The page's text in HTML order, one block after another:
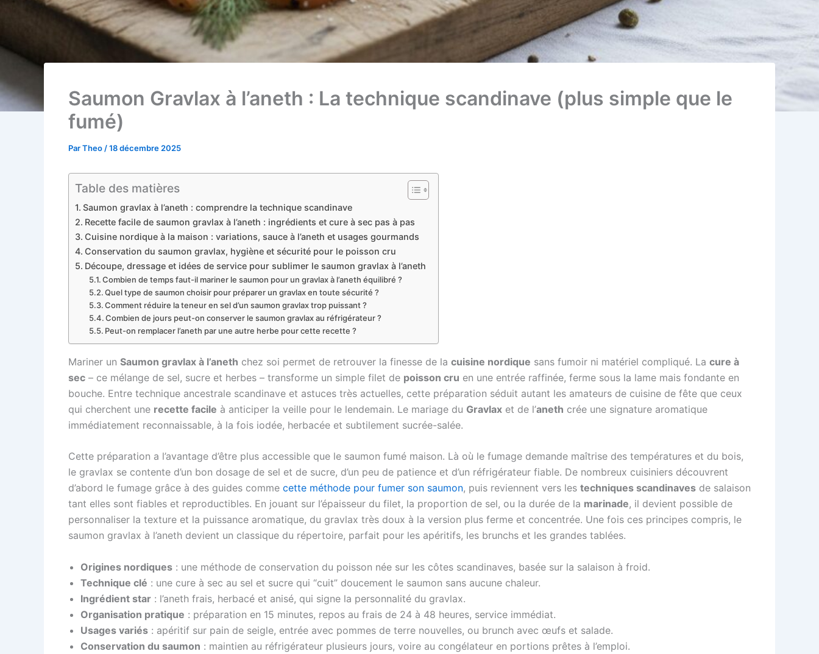
Saumon Gravlax à l’aneth : La technique scandinave (plus simple que le
fumé)
ParTheo /18 décembre 2025
Table des matières
Saumon gravlax à l’aneth : comprendre la technique scandinave
Recette facile de saumon gravlax à l’aneth : ingrédients et cure à sec pas à pas
Cuisine nordique à la maison : variations, sauce à l’aneth et usages gourmands
Conservation du saumon gravlax, hygiène et sécurité pour le poisson cru
Découpe, dressage et idées de service pour sublimer le saumon gravlax à l’aneth
Combien de temps faut-il mariner le saumon pour un gravlax à l’aneth équilibré ?
Quel type de saumon choisir pour préparer un gravlax en toute sécurité ?
Comment réduire la teneur en sel d’un saumon gravlax trop puissant ?
Combien de jours peut-on conserver le saumon gravlax au réfrigérateur ?
Peut-on remplacer l’aneth par une autre herbe pour cette recette ?
Mariner un Saumon gravlax à l’aneth chez soi permet de retrouver la finesse de la cuisine nordique sans fumoir ni matériel compliqué. La cure à
sec – ce mélange de sel, sucre et herbes – transforme un simple filet de poisson cru en une entrée raffinée, ferme sous la lame mais fondante en
bouche. Entre technique ancestrale scandinave et astuces très actuelles, cette préparation séduit autant les amateurs de cuisine de fête que ceux
qui cherchent une recette facile à anticiper la veille pour le lendemain. Le mariage du Gravlax et de l’aneth crée une signature aromatique
immédiatement reconnaissable, à la fois iodée, herbacée et subtilement sucrée-salée.
Cette préparation a l’avantage d’être plus accessible que le saumon fumé maison. Là où le fumage demande maîtrise des températures et du bois,
le gravlax se contente d’un bon dosage de sel et de sucre, d’un peu de patience et d’un réfrigérateur fiable. De nombreux cuisiniers découvrent
d’abord le fumage grâce à des guides comme cette méthode pour fumer son saumon, puis reviennent vers les techniques scandinaves de salaison
tant elles sont fiables et reproductibles. En jouant sur l’épaisseur du filet, la proportion de sel, ou la durée de la marinade, il devient possible de
personnaliser la texture et la puissance aromatique, du gravlax très doux à la version plus ferme et concentrée. Une fois ces principes compris, le
saumon gravlax à l’aneth devient un classique du répertoire, parfait pour les apéritifs, les brunchs et les grandes tablées.
Origines nordiques : une méthode de conservation du poisson née sur les côtes scandinaves, basée sur la salaison à froid.
Technique clé : une cure à sec au sel et sucre qui “cuit” doucement le saumon sans aucune chaleur.
Ingrédient star : l’aneth frais, herbacé et anisé, qui signe la personnalité du gravlax.
Organisation pratique : préparation en 15 minutes, repos au frais de 24 à 48 heures, service immédiat.
Usages variés : apéritif sur pain de seigle, entrée avec pommes de terre nouvelles, ou brunch avec œufs et salade.
Conservation du saumon : maintien au réfrigérateur plusieurs jours, voire au congélateur en portions prêtes à l’emploi.